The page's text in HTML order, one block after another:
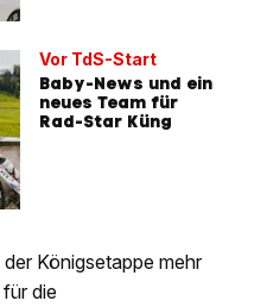
Vor TdS-Start
Baby-News und ein
neues Team für
Rad-Star Küng
Königsetappe mehr
die